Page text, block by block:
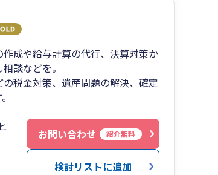
をおぎなうアドバイザー（良き相
て、
いければ幸いでございます。
関”として認定を受けていることは
推進協議会”に加盟しておりますの
ず資産承継のプロ集団として皆様
存在意義でもあります。お客様が
幸せに。」それが大阪支店の使命
分によりアクセス良好です。
成や給与計算の代行、決算対策か
談などを。
税金対策、遺産問題の解決、確定
お問い合わせ 紹介無料
検討リストに追加